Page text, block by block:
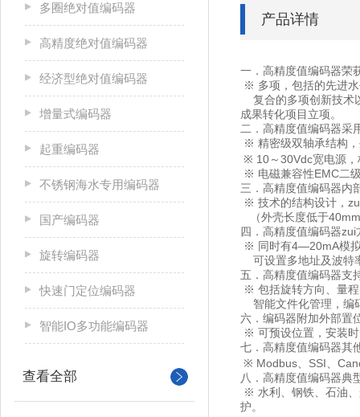
多圈绝对值编码器
高精度绝对值编码器
经济型绝对值编码器
增量式编码器
起重编码器
不锈钢海水专用编码器
国产编码器
旋转编码器
快速门定位编码器
智能IO多功能编码器
查看全部
产品详情
一．高精度值编码器荣
※ 多项，包括的先进
复合的多项创新技术
成果转化项目立项。
二．高精度值编码器采
※ 精密级双轴承结构
※ 10～30Vdc宽电源，
※ 电磁兼容性EMC二
三．高精度值编码器内
※ 技术的结构设计，
（外壳长度低于
四．高精度值编码器
※ 同时有4—20mA模拟
可设置多地址及波特
五．高精度值编码器支
※ 包括旋转方向、量
智能文件化管理，编
六．编码器附加外部置
※ 可预设位置，安装
七．高精度值编码器其
※ Modbus、SSI、
八．高精度值编码器典
※ 水利、钢铁、石油
护。